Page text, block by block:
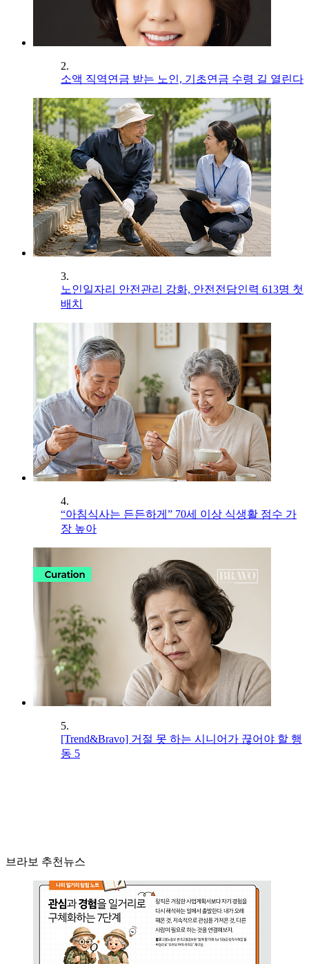
2.
소액 직역연금 받는 노인, 기초연금 수령 길 열린다
3.
노인일자리 안전관리 강화, 안전전담인력 613명 첫
배치
4.
“아침식사는 든든하게” 70세 이상 식생활 점수 가
장 높아
5.
[Trend&Bravo] 거절 못 하는 시니어가 끊어야 할 행
동 5
브라보 추천뉴스